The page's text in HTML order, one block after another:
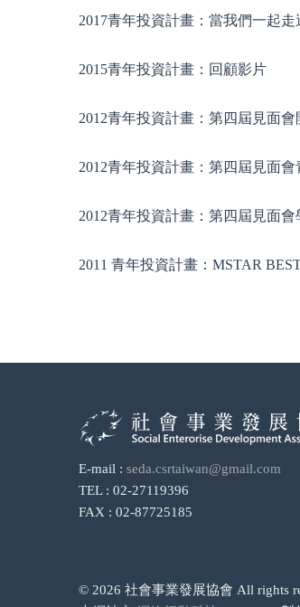
2017青年投資計畫：當我們一起
2015青年投資計畫：回顧影片
2012青年投資計畫：第四屆見面會
2012青年投資計畫：第四屆見面
2012青年投資計畫：第四屆見面會
2011 青年投資計畫：MSTAR
E-mail : seda.csrtaiwan@gmail.com
TEL : 02-27119396
FAX : 02-87725185
© 2026 社會事業發展協會 All rights